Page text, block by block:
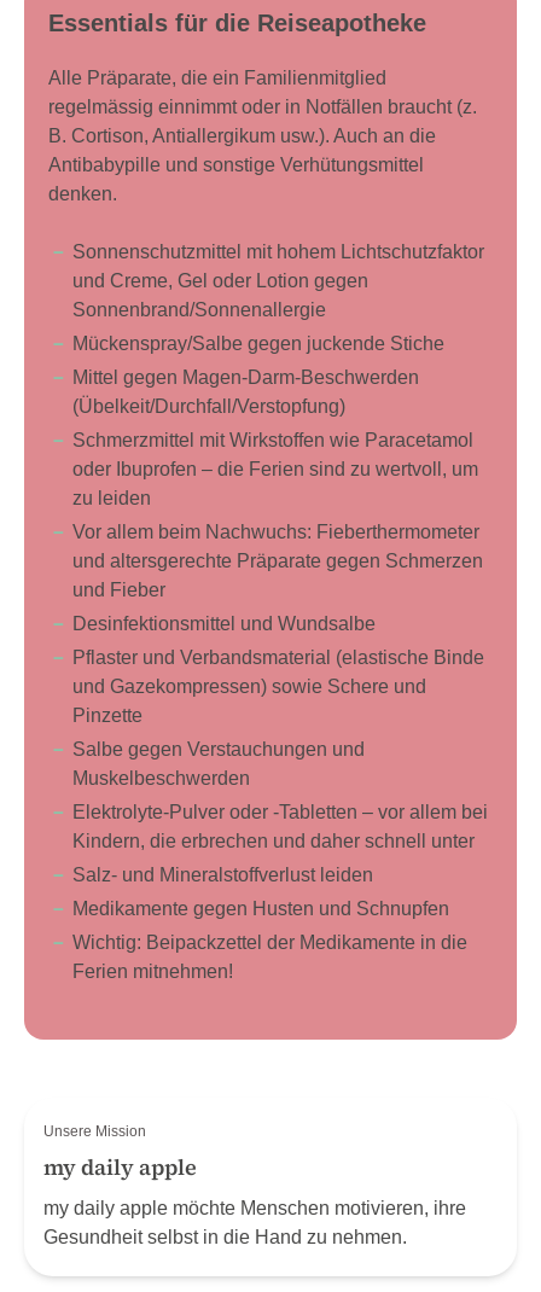
Essentials für die Reiseapotheke
Alle Präparate, die ein Familienmitglied
regelmässig einnimmt oder in Notfällen braucht (z.
B. Cortison, Antiallergikum usw.). Auch an die
Antibabypille und sonstige Verhütungsmittel
denken.
Sonnenschutzmittel mit hohem Lichtschutzfaktor
und Creme, Gel oder Lotion gegen
Sonnenbrand/Sonnenallergie
Mückenspray/Salbe gegen juckende Stiche
Mittel gegen Magen-Darm-Beschwerden
(Übelkeit/Durchfall/Verstopfung)
Schmerzmittel mit Wirkstoffen wie Paracetamol
oder Ibuprofen – die Ferien sind zu wertvoll, um
zu leiden
Vor allem beim Nachwuchs: Fieberthermometer
und altersgerechte Präparate gegen Schmerzen
und Fieber
Desinfektionsmittel und Wundsalbe
Pflaster und Verbandsmaterial (elastische Binde
und Gazekompressen) sowie Schere und
Pinzette
Salbe gegen Verstauchungen und
Muskelbeschwerden
Elektrolyte-Pulver oder -Tabletten – vor allem bei
Kindern, die erbrechen und daher schnell unter
Salz- und Mineralstoffverlust leiden
Medikamente gegen Husten und Schnupfen
Wichtig: Beipackzettel der Medikamente in die
Ferien mitnehmen!
Unsere Mission
my daily apple
my daily apple möchte Menschen motivieren, ihre
Gesundheit selbst in die Hand zu nehmen.